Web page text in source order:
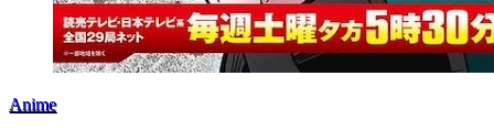
Anime